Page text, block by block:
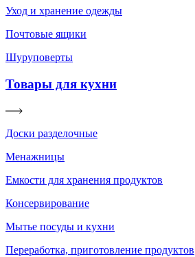
Уход и хранение одежды
Почтовые ящики
Шуруповерты
Товары для кухни
Доски разделочные
Менажницы
Емкости для хранения продуктов
Консервирование
Мытье посуды и кухни
Переработка, приготовление продуктов